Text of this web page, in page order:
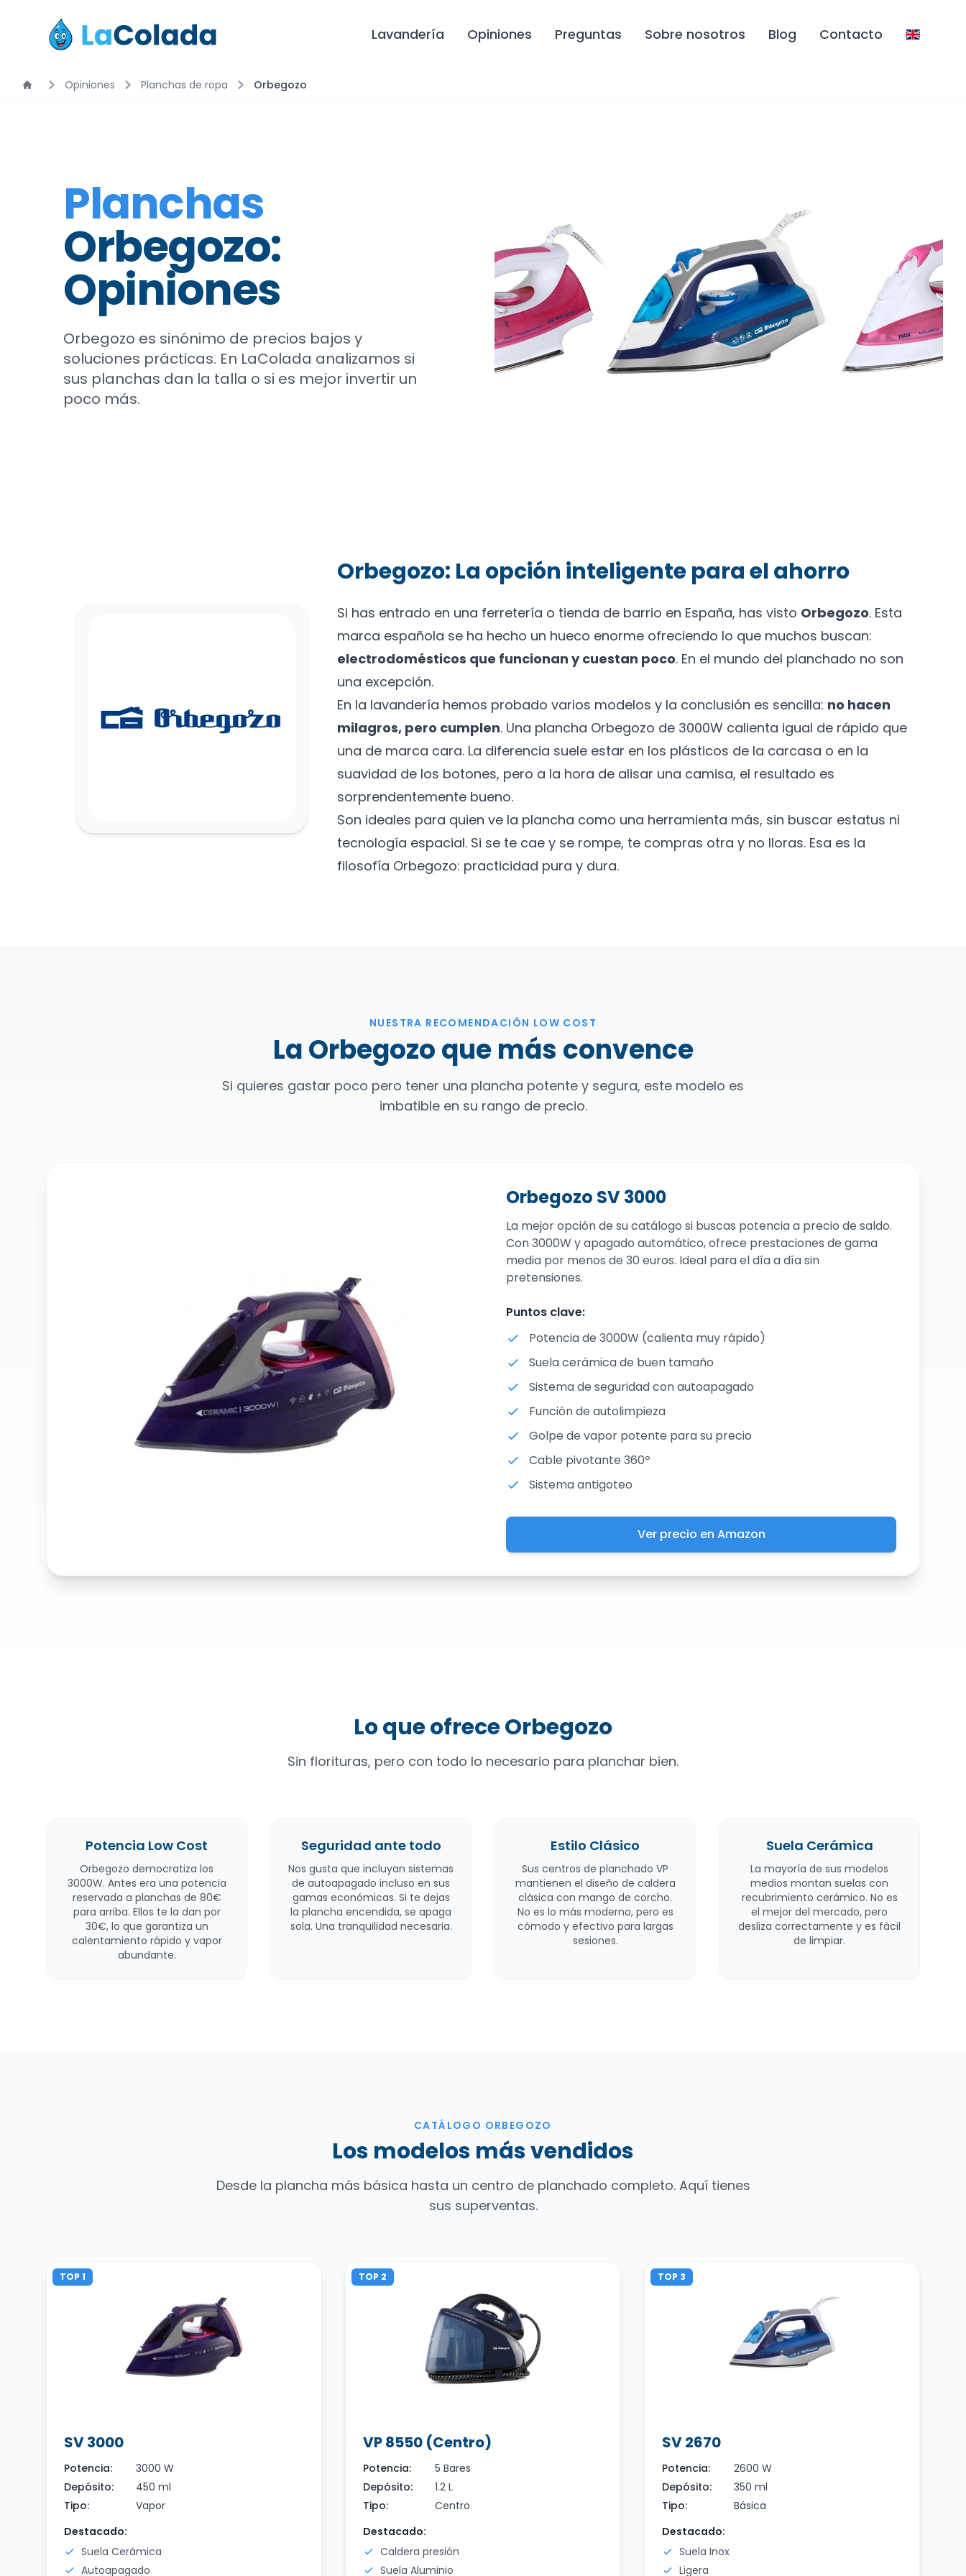
Lavandería Opiniones Preguntas Sobre nosotros Blog Contacto
Opiniones Planchas de ropa Orbegozo
Planchas
Orbegozo:
Opiniones
Orbegozo es sinónimo de precios bajos y
soluciones prácticas. En LaColada analizamos si
sus planchas dan la talla o si es mejor invertir un
poco más.
Orbegozo: La opción inteligente para el ahorro
Si has entrado en una ferretería o tienda de barrio en España, has visto Orbegozo. Esta
marca española se ha hecho un hueco enorme ofreciendo lo que muchos buscan:
electrodomésticos que funcionan y cuestan poco. En el mundo del planchado no son
una excepción.
En la lavandería hemos probado varios modelos y la conclusión es sencilla: no hacen
milagros, pero cumplen. Una plancha Orbegozo de 3000W calienta igual de rápido que
una de marca cara. La diferencia suele estar en los plásticos de la carcasa o en la
suavidad de los botones, pero a la hora de alisar una camisa, el resultado es
sorprendentemente bueno.
Son ideales para quien ve la plancha como una herramienta más, sin buscar estatus ni
tecnología espacial. Si se te cae y se rompe, te compras otra y no lloras. Esa es la
filosofía Orbegozo: practicidad pura y dura.
NUESTRA RECOMENDACIÓN LOW COST
La Orbegozo que más convence
Si quieres gastar poco pero tener una plancha potente y segura, este modelo es
imbatible en su rango de precio.
Orbegozo SV 3000
La mejor opción de su catálogo si buscas potencia a precio de saldo.
Con 3000W y apagado automático, ofrece prestaciones de gama
media por menos de 30 euros. Ideal para el día a día sin
pretensiones.
Puntos clave:
Potencia de 3000W (calienta muy rápido)
Suela cerámica de buen tamaño
Sistema de seguridad con autoapagado
Función de autolimpieza
Golpe de vapor potente para su precio
Cable pivotante 360º
Sistema antigoteo
Ver precio en Amazon
Lo que ofrece Orbegozo
Sin florituras, pero con todo lo necesario para planchar bien.
Potencia Low Cost
Orbegozo democratiza los
3000W. Antes era una potencia
reservada a planchas de 80€
para arriba. Ellos te la dan por
30€, lo que garantiza un
calentamiento rápido y vapor
abundante.
Seguridad ante todo
Nos gusta que incluyan sistemas
de autoapagado incluso en sus
gamas económicas. Si te dejas
la plancha encendida, se apaga
sola. Una tranquilidad necesaria.
Estilo Clásico
Sus centros de planchado VP
mantienen el diseño de caldera
clásica con mango de corcho.
No es lo más moderno, pero es
cómodo y efectivo para largas
sesiones.
Suela Cerámica
La mayoría de sus modelos
medios montan suelas con
recubrimiento cerámico. No es
el mejor del mercado, pero
desliza correctamente y es fácil
de limpiar.
CATÁLOGO ORBEGOZO
Los modelos más vendidos
Desde la plancha más básica hasta un centro de planchado completo. Aquí tienes
sus superventas.
TOP 1
SV 3000
Potencia:
3000 W
Depósito:
450 ml
Tipo:
Vapor
Destacado:
Suela Cerámica
Autoapagado
TOP 2
VP 8550 (Centro)
Potencia:
5 Bares
Depósito:
1.2 L
Tipo:
Centro
Destacado:
Caldera presión
Suela Aluminio
TOP 3
SV 2670
Potencia:
2600 W
Depósito:
350 ml
Tipo:
Básica
Destacado:
Suela Inox
Ligera